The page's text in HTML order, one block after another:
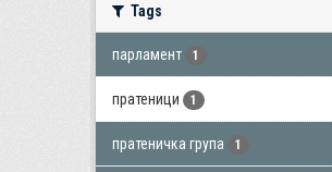
Tags
парламент 1
пратеници 1
пратеничка група 1